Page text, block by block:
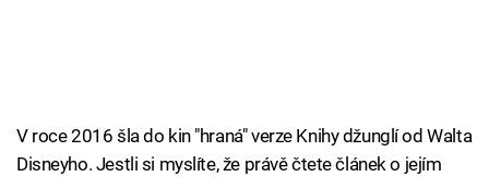
V roce 2016 šla do kin "hraná" verze Knihy džunglí od Walta
Disneyho. Jestli si myslíte, že právě čtete článek o jejím